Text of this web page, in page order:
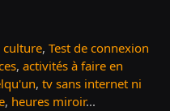
culture, Test de connexion
, activités à faire en
, tv sans internet ni
, heures miroir...